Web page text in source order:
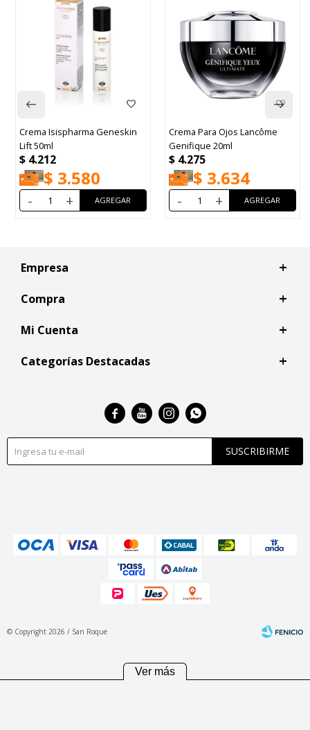
Geneskin
Crema Para Ojos Lancôme
3.634
-
Lancome Uv
-
Empresa
Compra
Mi Cuenta
Categorías Destacadas
SUSCRIBIRME
   
© Copyright 2026 / San Roque
Ver más